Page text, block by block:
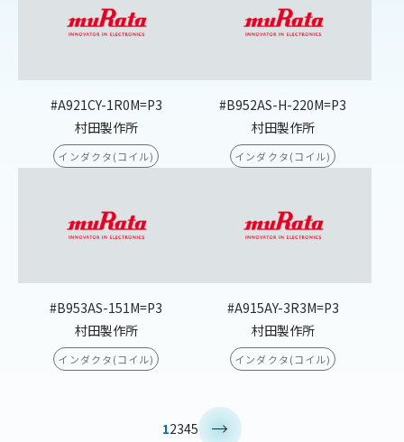
#A921CY-1R0M=P3
村田製作所
インダクタ(コイル)
#B952AS-H-220M=P3
村田製作所
インダクタ(コイル)
#B953AS-151M=P3
村田製作所
インダクタ(コイル)
#A915AY-3R3M=P3
村田製作所
インダクタ(コイル)
12345